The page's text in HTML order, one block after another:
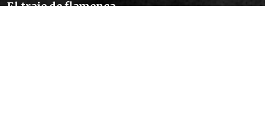
El traje de flamenca